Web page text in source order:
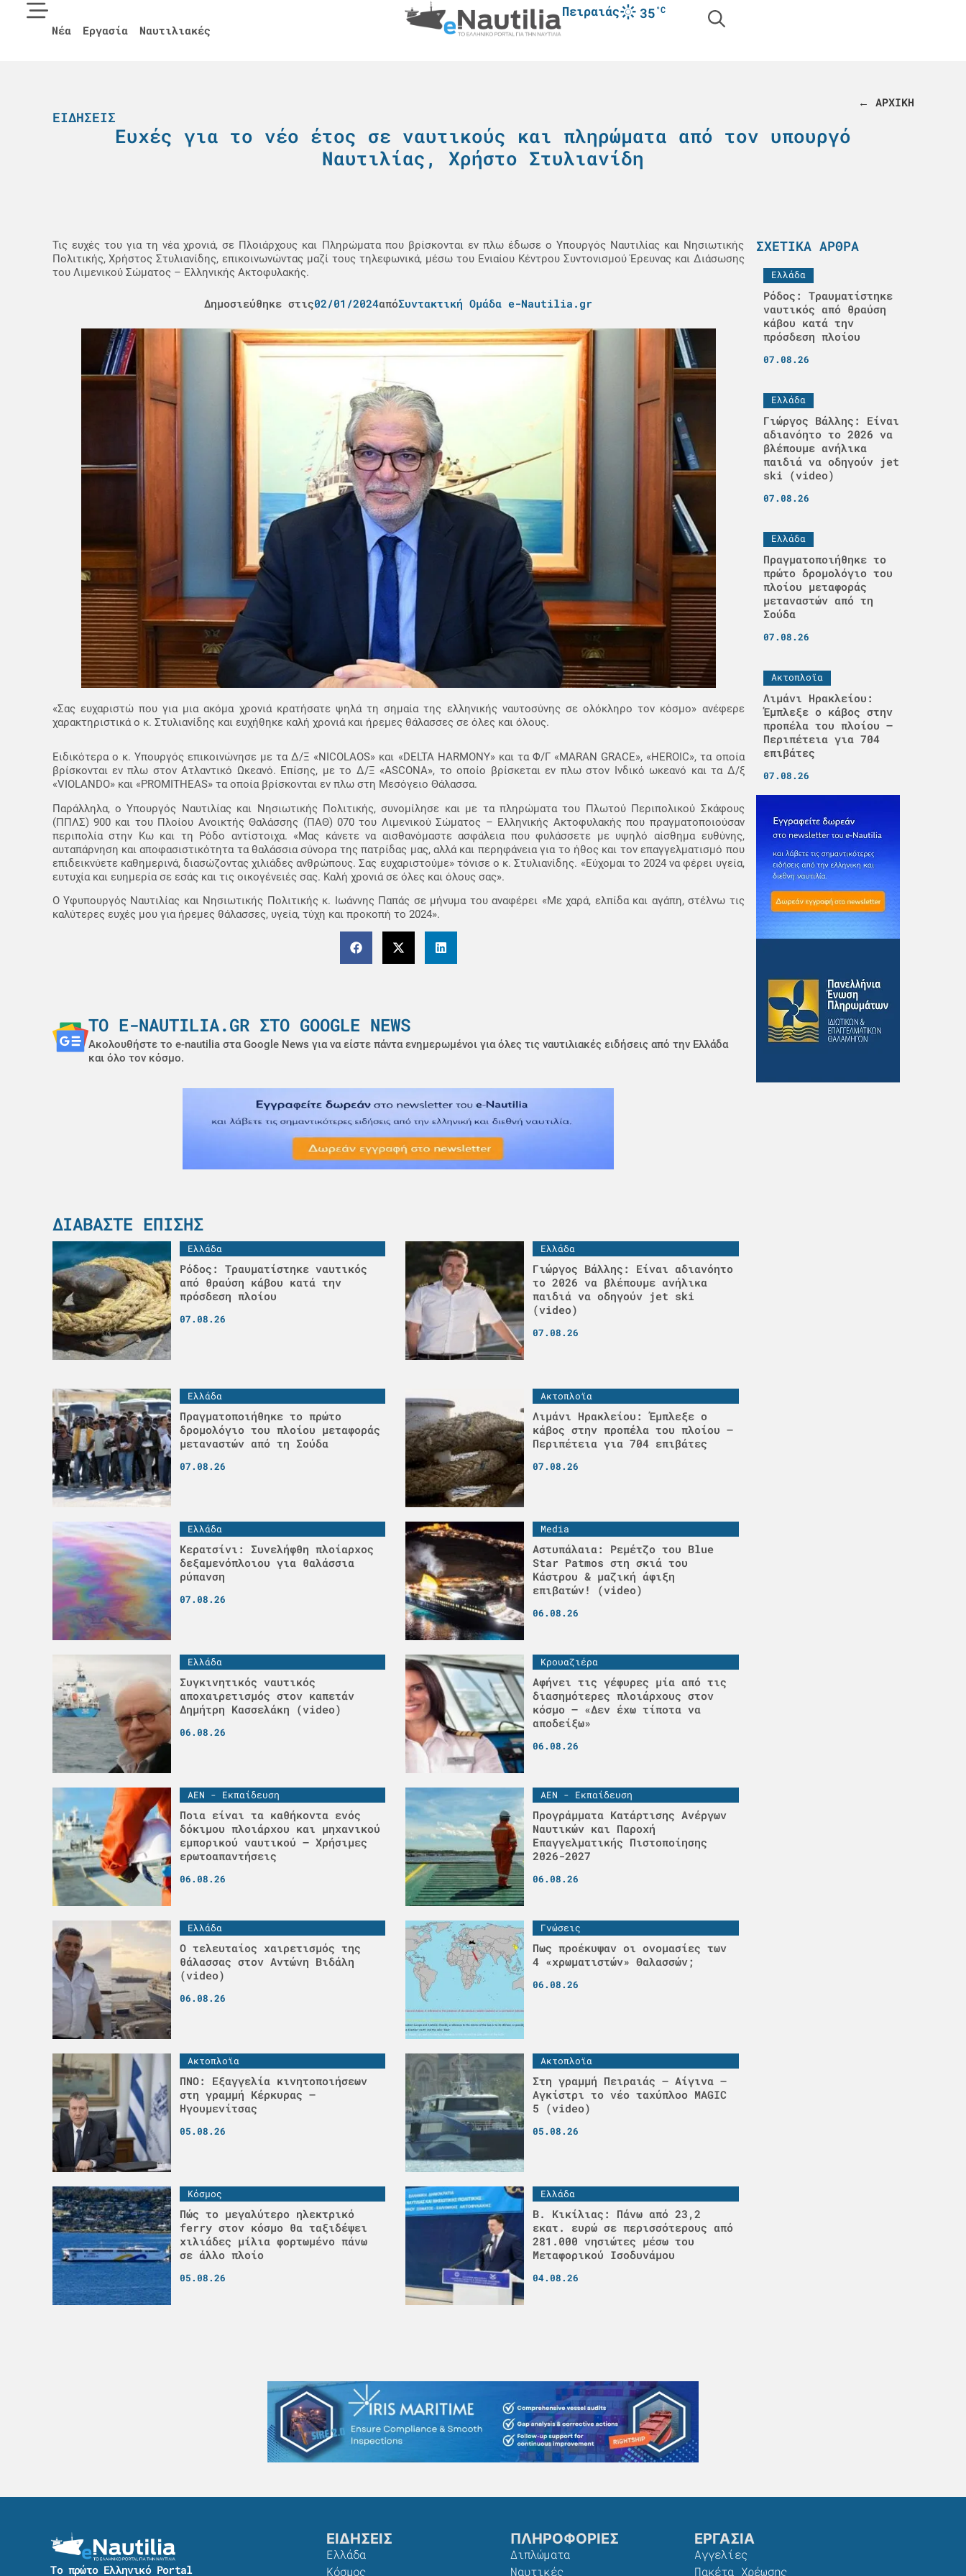
Νέα Εργασία Ναυτιλιακές
Πειραιάς 35°C
← ΑΡΧΙΚΗ
ΕΙΔΉΣΕΙΣ
Ευχές για το νέο έτος σε ναυτικούς και πληρώματα από τον υπουργό
Ναυτιλίας, Χρήστο Στυλιανίδη
Τις ευχές του για τη νέα χρονιά, σε Πλοιάρχους και Πληρώματα που βρίσκονται εν πλω έδωσε ο Υπουργός Ναυτιλίας και Νησιωτικής
Πολιτικής, Χρήστος Στυλιανίδης, επικοινωνώντας μαζί τους τηλεφωνικά, μέσω του Ενιαίου Κέντρου Συντονισμού Έρευνας και Διάσωσης
του Λιμενικού Σώματος – Ελληνικής Ακτοφυλακής.
Δημοσιεύθηκε στις02/01/2024απόΣυντακτική Ομάδα e-Nautilia.gr
«Σας ευχαριστώ που για μια ακόμα χρονιά κρατήσατε ψηλά τη σημαία της ελληνικής ναυτοσύνης σε ολόκληρο τον κόσμο» ανέφερε
χαρακτηριστικά ο κ. Στυλιανίδης και ευχήθηκε καλή χρονιά και ήρεμες θάλασσες σε όλες και όλους.
Ειδικότερα ο κ. Υπουργός επικοινώνησε με τα Δ/Ξ «NICOLAOS» και «DELTA HARMONY» και τα Φ/Γ «MARAN GRACE», «HEROIC», τα οποία
βρίσκονται εν πλω στον Ατλαντικό Ωκεανό. Επίσης, με το Δ/Ξ «ASCONA», το οποίο βρίσκεται εν πλω στον Ινδικό ωκεανό και τα Δ/ξ
«VIOLANDO» και «PROMITHEAS» τα οποία βρίσκονται εν πλω στη Μεσόγειο Θάλασσα.
Παράλληλα, ο Υπουργός Ναυτιλίας και Νησιωτικής Πολιτικής, συνομίλησε και με τα πληρώματα του Πλωτού Περιπολικού Σκάφους
(ΠΠΛΣ) 900 και τoυ Πλοίου Ανοικτής Θαλάσσης (ΠΑΘ) 070 του Λιμενικού Σώματος – Ελληνικής Ακτοφυλακής που πραγματοποιούσαν
περιπολία στην Κω και τη Ρόδο αντίστοιχα. «Μας κάνετε να αισθανόμαστε ασφάλεια που φυλάσσετε με υψηλό αίσθημα ευθύνης,
αυταπάρνηση και αποφασιστικότητα τα θαλάσσια σύνορα της πατρίδας μας, αλλά και περηφάνεια για το ήθος και τον επαγγελματισμό που
επιδεικνύετε καθημερινά, διασώζοντας χιλιάδες ανθρώπους. Σας ευχαριστούμε» τόνισε ο κ. Στυλιανίδης. «Εύχομαι το 2024 να φέρει υγεία,
ευτυχία και ευημερία σε εσάς και τις οικογένειές σας. Καλή χρονιά σε όλες και όλους σας».
Ο Υφυπουργός Ναυτιλίας και Νησιωτικής Πολιτικής κ. Ιωάννης Παπάς σε μήνυμα του αναφέρει «Με χαρά, ελπίδα και αγάπη, στέλνω τις
καλύτερες ευχές μου για ήρεμες θάλασσες, υγεία, τύχη και προκοπή το 2024».
ΤΟ E-NAUTILIA.GR ΣΤΟ GOOGLE NEWS
Ακολουθήστε το e-nautilia στα Google News για να είστε πάντα ενημερωμένοι για όλες τις ναυτιλιακές ειδήσεις από την Ελλάδα
και όλο τον κόσμο.
ΔΙΑΒΆΣΤΕ ΕΠΊΣΗΣ
Ελλάδα
Ρόδος: Τραυματίστηκε ναυτικός
από θραύση κάβου κατά την
πρόσδεση πλοίου
07.08.26
Ελλάδα
Γιώργος Βάλλης: Είναι αδιανόητο
το 2026 να βλέπουμε ανήλικα
παιδιά να οδηγούν jet ski
(video)
07.08.26
Ελλάδα
Πραγματοποιήθηκε το πρώτο
δρομολόγιο του πλοίου μεταφοράς
μεταναστών από τη Σούδα
07.08.26
Ακτοπλοϊα
Λιμάνι Ηρακλείου: Έμπλεξε ο
κάβος στην προπέλα του πλοίου –
Περιπέτεια για 704 επιβάτες
07.08.26
Ελλάδα
Κερατσίνι: Συνελήφθη πλοίαρχος
δεξαμενόπλοιου για θαλάσσια
ρύπανση
07.08.26
Media
Αστυπάλαια: Ρεμέτζο του Blue
Star Patmos στη σκιά του
Κάστρου & μαζική άφιξη
επιβατών! (video)
06.08.26
Ελλάδα
Συγκινητικός ναυτικός
αποχαιρετισμός στον καπετάν
Δημήτρη Κασσελάκη (video)
06.08.26
Κρουαζιέρα
Αφήνει τις γέφυρες μία από τις
διασημότερες πλοιάρχους στον
κόσμο – «Δεν έχω τίποτα να
αποδείξω»
06.08.26
ΑΕΝ - Εκπαίδευση
Ποια είναι τα καθήκοντα ενός
δόκιμου πλοιάρχου και μηχανικού
εμπορικού ναυτικού – Χρήσιμες
ερωτοαπαντήσεις
06.08.26
ΑΕΝ - Εκπαίδευση
Προγράμματα Κατάρτισης Ανέργων
Ναυτικών και Παροχή
Επαγγελματικής Πιστοποίησης
2026-2027
06.08.26
Ελλάδα
Ο τελευταίος χαιρετισμός της
θάλασσας στον Αντώνη Βιδάλη
(video)
06.08.26
Γνώσεις
Πως προέκυψαν οι ονομασίες των
4 «χρωματιστών» Θαλασσών;
06.08.26
Ακτοπλοϊα
ΠΝΟ: Εξαγγελία κινητοποιήσεων
στη γραμμή Κέρκυρας –
Ηγουμενίτσας
05.08.26
Ακτοπλοϊα
Στη γραμμή Πειραιάς – Αίγινα –
Αγκίστρι το νέο ταχύπλοο MAGIC
5 (video)
05.08.26
Κόσμος
Πώς το μεγαλύτερο ηλεκτρικό
ferry στον κόσμο θα ταξιδέψει
χιλιάδες μίλια φορτωμένο πάνω
σε άλλο πλοίο
05.08.26
Ελλάδα
Β. Κικίλιας: Πάνω από 23,2
εκατ. ευρώ σε περισσότερους από
281.000 νησιώτες μέσω του
Μεταφορικού Ισοδυνάμου
04.08.26
ΣΧΕΤΙΚΆ ΆΡΘΡΑ
Ελλάδα
Ρόδος: Τραυματίστηκε
ναυτικός από θραύση
κάβου κατά την
πρόσδεση πλοίου
07.08.26
Ελλάδα
Γιώργος Βάλλης: Είναι
αδιανόητο το 2026 να
βλέπουμε ανήλικα
παιδιά να οδηγούν jet
ski (video)
07.08.26
Ελλάδα
Πραγματοποιήθηκε το
πρώτο δρομολόγιο του
πλοίου μεταφοράς
μεταναστών από τη
Σούδα
07.08.26
Ακτοπλοϊα
Λιμάνι Ηρακλείου:
Έμπλεξε ο κάβος στην
προπέλα του πλοίου –
Περιπέτεια για 704
επιβάτες
07.08.26
Το πρώτο Ελληνικό Portal
ΕΙΔΗΣΕΙΣ
Ελλάδα
Κόσμος
ΠΛΗΡΟΦΟΡΙΕΣ
Διπλώματα
Ναυτικές
ΕΡΓΑΣΙΑ
Αγγελίες
Πακέτα Χρέωσης​